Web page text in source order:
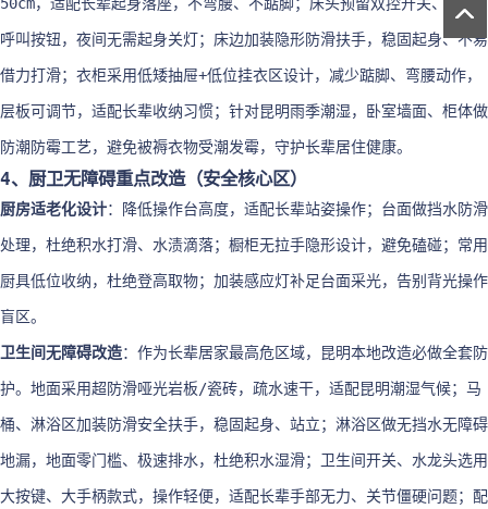
呼叫按钮，夜间无需起身关灯；床边加装隐形防滑扶手，稳固起身、不易
借力打滑；衣柜采用低矮抽屉+低位挂衣区设计，减少踮脚、弯腰动作，
层板可调节，适配长辈收纳习惯；针对昆明雨季潮湿，卧室墙面、柜体做
防潮防霉工艺，避免被褥衣物受潮发霉，守护长辈居住健康。
4、厨卫无障碍重点改造（安全核心区）
厨房适老化设计：降低操作台高度，适配长辈站姿操作；台面做挡水防滑
处理，杜绝积水打滑、水渍滴落；橱柜无拉手隐形设计，避免磕碰；常用
厨具低位收纳，杜绝登高取物；加装感应灯补足台面采光，告别背光操作
盲区。
卫生间无障碍改造：作为长辈居家最高危区域，昆明本地改造必做全套防
护。地面采用超防滑哑光岩板/瓷砖，疏水速干，适配昆明潮湿气候；马
桶、淋浴区加装防滑安全扶手，稳固起身、站立；淋浴区做无挡水无障碍
地漏，地面零门槛、极速排水，杜绝积水湿滑；卫生间开关、水龙头选用
大按键、大手柄款式，操作轻便，适配长辈手部无力、关节僵硬问题；配